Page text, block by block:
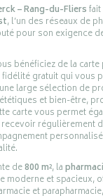
– Rang-du-Fliers
, l’un des réseaux de
pour son exigence
bénéficiez de la
gratuit qui vous
large sélection de
et bien-être,
carte vous permet
régulièrement
de800 m², la
moderne et spacieux,
et